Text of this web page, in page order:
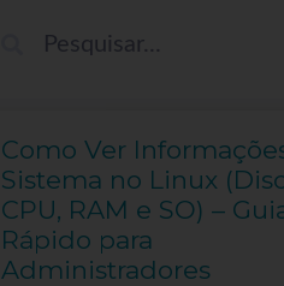
Como Ver
Sistema no Linux
CPU, RAM e SO) –
Rápido para
Administradores